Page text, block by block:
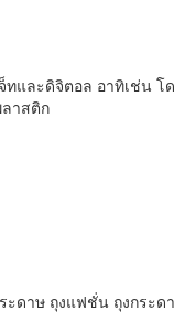
และดิจิตอล อาทิเช่น โ
าสติก
ดาษ ถุงแฟชั่น ถุงกระด